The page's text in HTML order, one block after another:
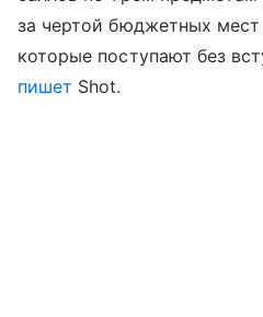
за чертой бюджетных
которые поступают без
пишет Shot.